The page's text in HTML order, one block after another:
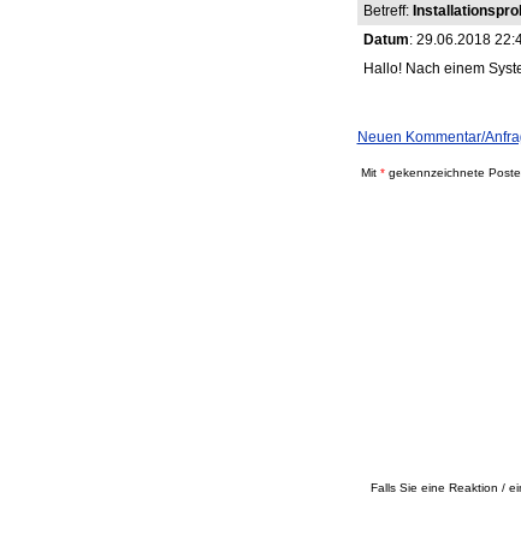
Betreff:
Datum: 29.06.2018
Hallo! Nach einem
Neuen Kommentar/
Mit *gekennzeichnete
Falls Sie eine Reaktion /